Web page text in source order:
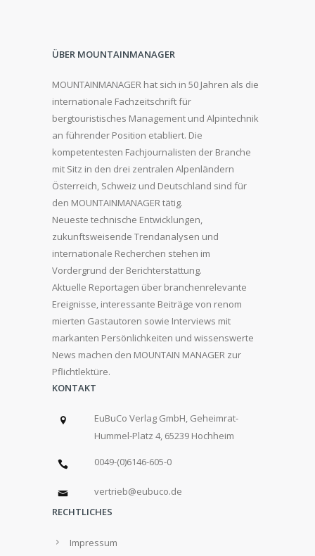
ÜBER MOUNTAINMANAGER
MOUNTAINMANAGER hat sich in 50 Jahren als die
internationale Fachzeitschrift für
bergtouristisches Management und Alpintechnik
an führender Position etabliert. Die
kompetentesten Fachjournalisten der Branche
mit Sitz in den drei zentralen Alpenländern
Österreich, Schweiz und Deutschland sind für
den MOUNTAINMANAGER tätig.
Neueste technische Entwicklungen,
zukunftsweisende Trendanalysen und
internationale Recherchen stehen im
Vordergrund der Berichterstattung.
Aktuelle Reportagen über branchenrelevante
Ereignisse, interessante Beiträge von renom
mierten Gastautoren sowie Interviews mit
markanten Persönlichkeiten und wissenswerte
News machen den MOUNTAIN MANAGER zur
Pflichtlektüre.
KONTAKT
EuBuCo Verlag GmbH, Geheimrat-
Hummel-Platz 4, 65239 Hochheim
0049-(0)6146-605-0
vertrieb@eubuco.de
RECHTLICHES
Impressum